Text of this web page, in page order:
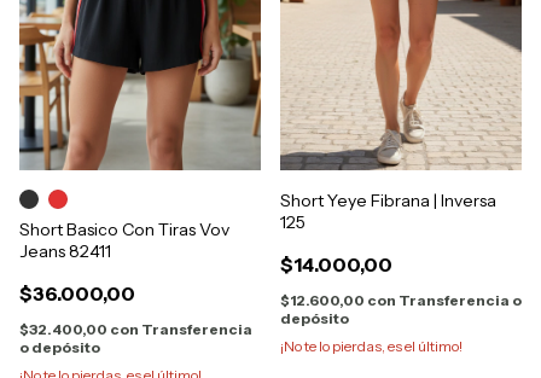
Short Basico Con Tiras Vov
Jeans 82411
$36.000,00
$32.400,00 con Transferencia
o depósito
Short Yeye Fibrana | Inversa
125
$14.000,00
$12.600,00 con Transferencia o
depósito
¡No te lo pierdas, es el último!